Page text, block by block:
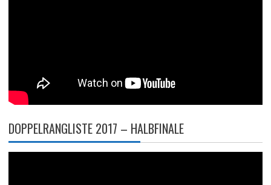
DOPPELRANGLISTE 2017 – HALBFINALE